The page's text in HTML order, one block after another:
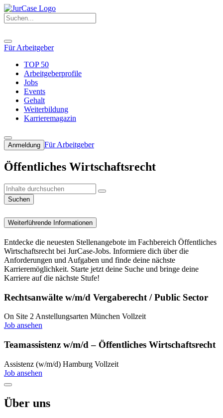
Für Arbeitgeber
TOP 50
Arbeitgeberprofile
Jobs
Events
Gehalt
Weiterbildung
Karrieremagazin
Anmeldung Für Arbeitgeber
Öffentliches Wirtschaftsrecht
Suchen
Weiterführende Informationen
Entdecke die neuesten Stellenangebote im Fachbereich Öffentliches
Wirtschaftsrecht bei JurCase-Jobs. Informiere dich über die
Anforderungen und Aufgaben und finde deine nächste
Karrieremöglichkeit. Starte jetzt deine Suche und bringe deine
Karriere auf die nächste Stufe!
Rechtsanwälte w/m/d Vergaberecht / Public Sector
On Site 2 Anstellungsarten München Vollzeit
Job ansehen
Teamassistenz w/m/d – Öffentliches Wirtschaftsrecht
Assistenz (w/m/d) Hamburg Vollzeit
Job ansehen
Über uns